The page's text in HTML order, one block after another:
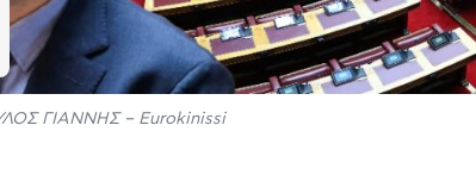
ΓΙΑΝΝΗΣ – Eurokinissi